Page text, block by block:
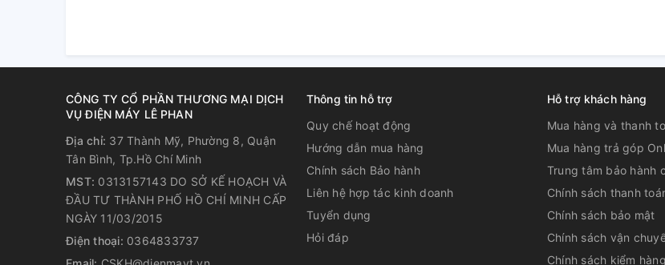
sạch như mong muốn.
Giảm hư tổn quần áo nhờ lồng giặt Pillow
CÔNG TY CỔ PHẦN THƯƠNG MẠI DỊCH
VỤ ĐIỆN MÁY LÊ PHAN
Địa chỉ: 37 Thành Mỹ, Phường 8, Quận
Tân Bình, Tp.Hồ Chí Minh
MST: 0313157143 DO SỞ KẾ HOẠCH VÀ
ĐẦU TƯ THÀNH PHỐ HỒ CHÍ MINH CẤP
NGÀY 11/03/2015
Điện thoại: 0364833737
Thông tin hỗ trợ
Quy chế hoạt động
Hướng dẫn mua hàng
Chính sách Bảo hành
Liên hệ hợp tác kinh doanh
Tuyển dụng
Hỏi đáp
Hỗ trợ khách hàng
Mua hàng và thanh
Mua hàng trả góp
Trung tâm bảo hành
Chính sách thanh
Chính sách bảo mật
Chính sách vận
Chính sách kiểm hàng